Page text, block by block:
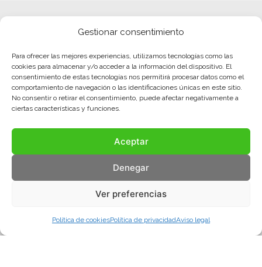
Gestionar consentimiento
Para ofrecer las mejores experiencias, utilizamos tecnologías como las
cookies para almacenar y/o acceder a la información del dispositivo. El
consentimiento de estas tecnologías nos permitirá procesar datos como el
comportamiento de navegación o las identificaciones únicas en este sitio.
No consentir o retirar el consentimiento, puede afectar negativamente a
ciertas características y funciones.
Aceptar
Denegar
Ver preferencias
Política de cookiesPolítica de privacidadAviso legal